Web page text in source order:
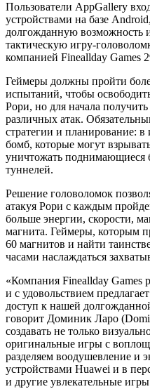
Пользователи AppGallery
устройствами на базе
долгожданную возможность
тактическую игру-
компанией Fineallday Games
Геймеры должны пройти
испытаний, чтобы
Рори, но для начала
различных атак.
стратегии и планирование:
бомб, которые могут
уничтожать поднимающиеся
туннелей.
Решение головоломок
атакуя Рори с каждым
больше энергии, скорости,
магнита. Геймеры, которым
60 магнитов и найти
часами наслаждаться
«Компания Fineallday Games
и с удовольствием
доступ к нашей
говорит Доминик Ларо
создавать не только
оригинальные игры с
разделяем воодушевление и
устройствами Huawei и в
и другие увлекательные